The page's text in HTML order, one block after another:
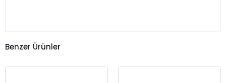
Benzer Ürünler